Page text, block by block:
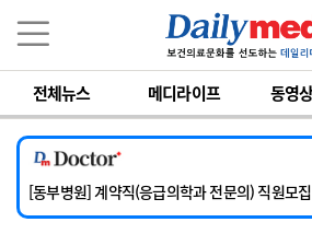
전체뉴스 메디라이프 동영
[서울아산병원] 2026년 하반기 인턴 모집
[영남대학교의료원] 마취통증의학과 임기제 임
[충남대학교병원] 소아청소년과(소아응급전담)
[동부병원] 계약직(응급의학과 전문의) 직원모집
[이대목동병원] 하반기 전공의(레지던트1년차)